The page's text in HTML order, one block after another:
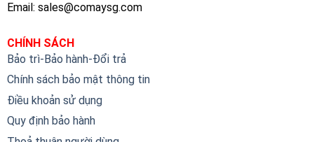
Email: sales@comaysg.com
CHÍNH SÁCH
Bảo trì-Bảo hành-Đổi trả
Chính sách bảo mật thông tin
Điều khoản sử dụng
Quy định bảo hành